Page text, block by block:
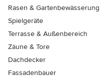
Rasen & Gartenbewässerung
Spielgeräte
Terrasse & Außenbereich
Zäune & Tore
Dachdecker
Fassadenbauer